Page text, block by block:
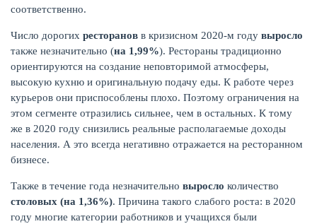
соответственно.
Число дорогих ресторанов в кризисном 2020-м году выросло
также незначительно (на 1,99%). Рестораны традиционно
ориентируются на создание неповторимой атмосферы,
высокую кухню и оригинальную подачу еды. К работе через
курьеров они приспособлены плохо. Поэтому ограничения на
этом сегменте отразились сильнее, чем в остальных. К тому
же в 2020 году снизились реальные располагаемые доходы
населения. А это всегда негативно отражается на ресторанном
бизнесе.
Также в течение года незначительно выросло количество
столовых (на 1,36%). Причина такого слабого роста: в 2020
году многие категории работников и учащихся были